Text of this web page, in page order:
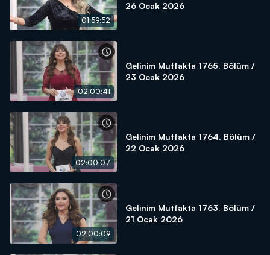
01:59:52
26 Ocak 2026
02:00:41
Gelinim Mutfakta 1765. Bölüm /
23 Ocak 2026
02:00:07
Gelinim Mutfakta 1764. Bölüm /
22 Ocak 2026
02:00:09
Gelinim Mutfakta 1763. Bölüm /
21 Ocak 2026